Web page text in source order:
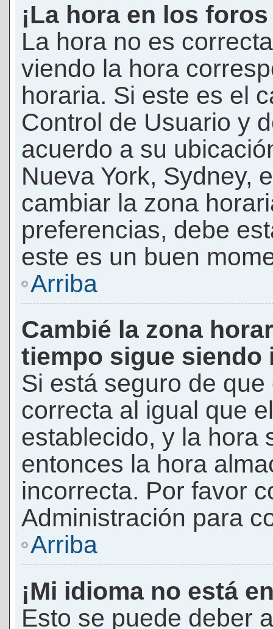
¡La hora en los
La hora no es
viendo la hora
horaria. Si este es el
Control de Usuario y
acuerdo a su
Nueva York, Sydney,
cambiar la zona
preferencias, debe
este es un buen
Arriba
Cambié la zona
tiempo sigue siendo
Si está seguro de
correcta al igual que
establecido, y la hora
entonces la hora
incorrecta. Por favor
Administración para
Arriba
¡Mi idioma no está
Esto se puede deber